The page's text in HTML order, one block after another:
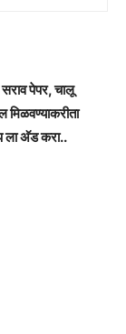
पेपर, चालू
मिळवण्याकरीता
ला अ‍ॅड करा..